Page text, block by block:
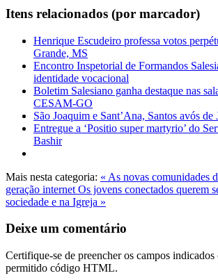
Itens relacionados (por marcador)
Henrique Escudeiro professa votos
Grande, MS
Encontro Inspetorial de Formandos
identidade vocacional
Boletim Salesiano ganha destaque nas
CESAM-GO
São Joaquim e Sant’Ana, Santos avós de
Entregue a ‘Positio super martyrio’ do
Bashir
Mais nesta categoria: « As novas comunidades
geração internet Os jovens conectados querem
sociedade e na Igreja »
Deixe um comentário
Certifique-se de preencher os campos
permitido código HTML.